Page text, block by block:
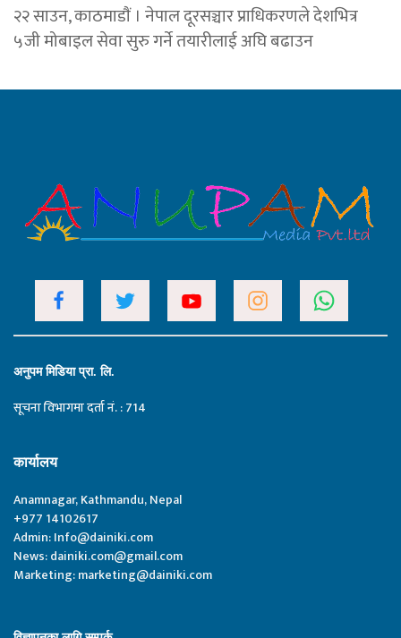
२२ साउन, काठमाडाैं । नेपाल दूरसञ्चार प्राधिकरणले देशभित्र
५जी मोबाइल सेवा सुरु गर्ने तयारीलाई अघि बढाउन
अनुपम मिडिया प्रा. लि.
सूचना विभागमा दर्ता नं. : 714
कार्यालय
Anamnagar, Kathmandu, Nepal
+977 14102617
Admin:Info@dainiki.com
News:dainiki.com@gmail.com
Marketing:marketing@dainiki.com